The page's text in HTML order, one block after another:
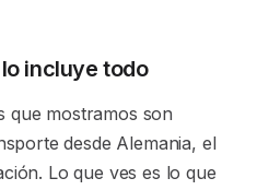
incluye todo
que mostramos son
desde Alemania, el
Lo que ves es lo que